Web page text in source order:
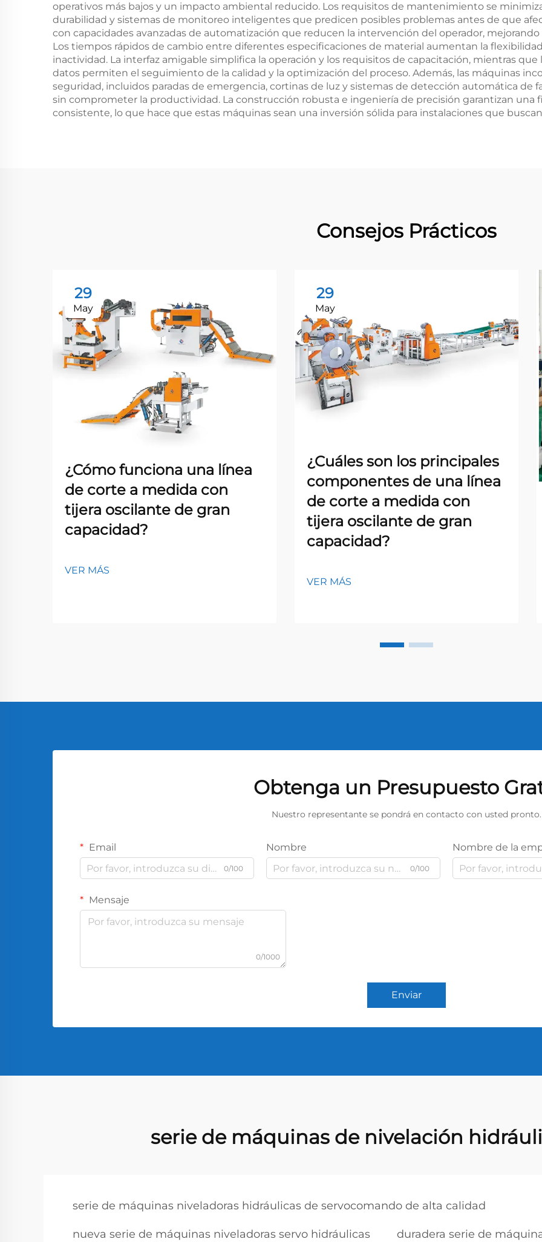
operativos más bajos y un impacto ambiental reducido. Los requisitos de mantenimiento se
durabilidad y sistemas de monitoreo inteligentes que predicen posibles problemas antes de que
con capacidades avanzadas de automatización que reducen la intervención del operador,
Los tiempos rápidos de cambio entre diferentes especificaciones de material aumentan la
inactividad. La interfaz amigable simplifica la operación y los requisitos de capacitación, mientras
datos permiten el seguimiento de la calidad y la optimización del proceso. Además, las máquinas
seguridad, incluidos paradas de emergencia, cortinas de luz y sistemas de detección automática de
sin comprometer la productividad. La construcción robusta e ingeniería de precisión garantizan una
consistente, lo que hace que estas máquinas sean una inversión sólida para instalaciones que
Consejos Prácticos
29
May
¿Cómo funciona una línea
de corte a medida con
tijera oscilante de gran
capacidad?
VER MÁS
29
May
¿Cuáles son los principales
componentes de una línea
de corte a medida con
tijera oscilante de gran
capacidad?
VER MÁS
Obtenga un Presupuesto
Nuestro representante se pondrá en contacto con usted pronto.
Email
0/100
Nombre
0/100
Nombre de la
Mensaje
0/1000
Enviar
serie de máquinas de nivelación
serie de máquinas niveladoras hidráulicas de servocomando de alta calidad
nueva serie de máquinas niveladoras servo hidráulicas duradera serie de